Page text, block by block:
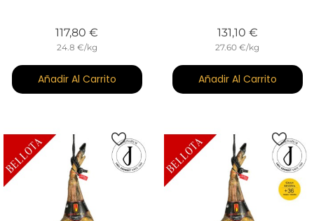
117,80 €
24.8 €/kg
Añadir Al Carrito
131,10 €Precio
27.60 €/kg
Añadir Al Carrito